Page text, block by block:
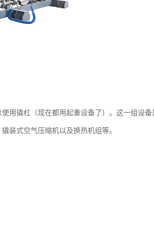
用撬杠（现在都用起重设备了）。这一组设备
装式空气压缩机以及换热机组等。